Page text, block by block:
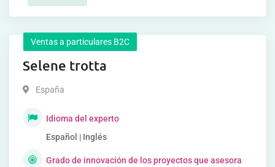
Ventas a particulares B2C
Selene trotta
España
Idioma del experto
Español | Inglés
Grado de innovación de los proyectos que asesora